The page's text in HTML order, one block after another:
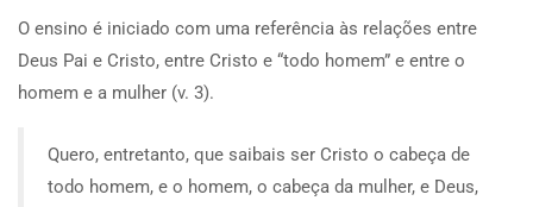
O ensino é iniciado com uma referência às relações entre
Deus Pai e Cristo, entre Cristo e “todo homem” e entre o
homem e a mulher (v. 3).
Quero, entretanto, que saibais ser Cristo o cabeça de
todo homem, e o homem, o cabeça da mulher, e Deus,